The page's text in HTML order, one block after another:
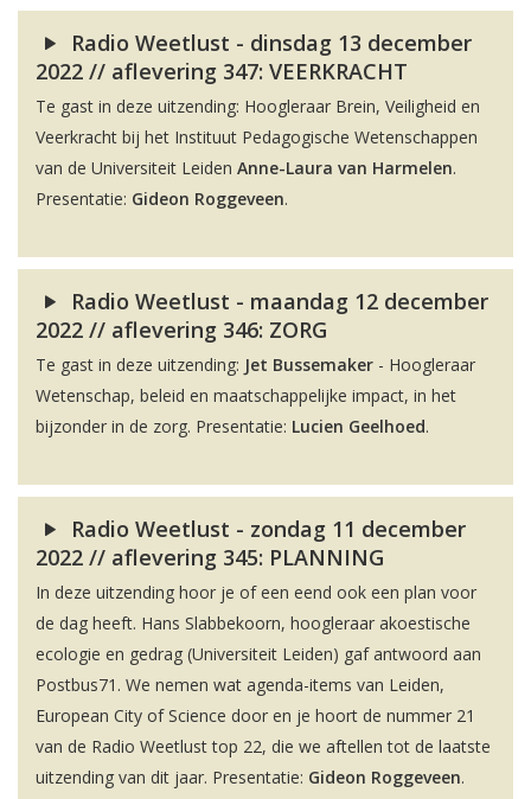
Radio Weetlust - dinsdag 13 december
2022 // aflevering 347: VEERKRACHT
Te gast in deze uitzending: Hoogleraar Brein, Veiligheid en
Veerkracht bij het Instituut Pedagogische Wetenschappen
van de Universiteit Leiden Anne-Laura van Harmelen.
Presentatie: Gideon Roggeveen.
Radio Weetlust - maandag 12 december
2022 // aflevering 346: ZORG
Te gast in deze uitzending: Jet Bussemaker - Hoogleraar
Wetenschap, beleid en maatschappelijke impact, in het
bijzonder in de zorg. Presentatie: Lucien Geelhoed.
Radio Weetlust - zondag 11 december
2022 // aflevering 345: PLANNING
In deze uitzending hoor je of een eend ook een plan voor
de dag heeft. Hans Slabbekoorn, hoogleraar akoestische
ecologie en gedrag (Universiteit Leiden) gaf antwoord aan
Postbus71. We nemen wat agenda-items van Leiden,
European City of Science door en je hoort de nummer 21
van de Radio Weetlust top 22, die we aftellen tot de laatste
uitzending van dit jaar. Presentatie: Gideon Roggeveen.